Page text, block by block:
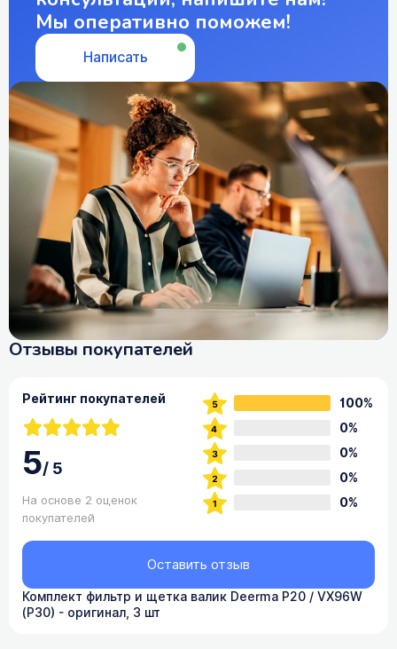
Мы оперативно поможем!
Написать
Отзывы покупателей
Рейтинг покупателей
5/5
На основе 2 оценок
покупателей
100%
0%
0%
0%
0%
Комплект фильтр и щетка валик Deerma P20 / VX96W
(P30) - оригинал, 3 шт
Оставить отзыв